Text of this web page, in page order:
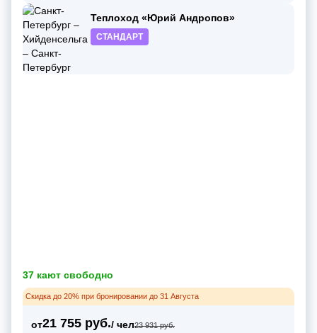
Теплоход «Юрий Андропов»
СТАНДАРТ
37 кают свободно
Скидка до 20% при бронировании до 31 Августа
от21 755 руб./ чел23 931 руб.